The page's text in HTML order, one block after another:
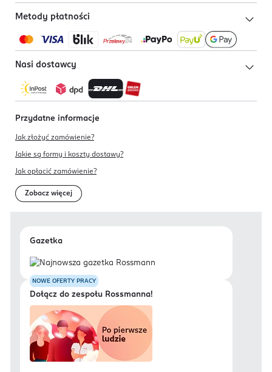
Metody płatności
Nasi dostawcy
Przydatne informacje
Jak złożyć zamówienie?
Jakie są formy i koszty dostawy?
Jak opłacić zamówienie?
Zobacz więcej
Gazetka
NOWE OFERTY PRACY
Dołącz do zespołu Rossmanna!